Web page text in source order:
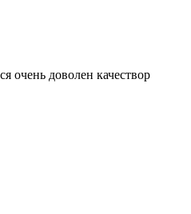
очень доволен качествор